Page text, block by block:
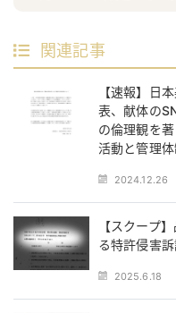
関連記事
【速報】日
表、献体の
の倫理観を
活動と管理
2024.12.26
【スクープ
る特許侵害
2025.6.18